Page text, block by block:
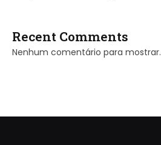
Recent Comments
Nenhum comentário para mostrar.